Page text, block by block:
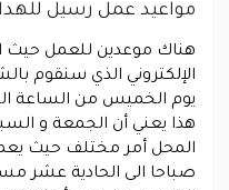
مواعيد عمل رسيل
هناك موعدين للعمل حيث
الإلكتروني الذي سنقوم
يوم الخميس من الساعة
هذا يعني أن الجمعة و
المحل أمر مختلف حيث
صباحا الى الحادية عشر